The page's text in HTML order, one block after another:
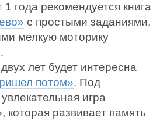
года рекомендуется книга
с простыми заданиями,
мелкую моторику
лет будет интересна
потом». Под
игра
которая развивает память